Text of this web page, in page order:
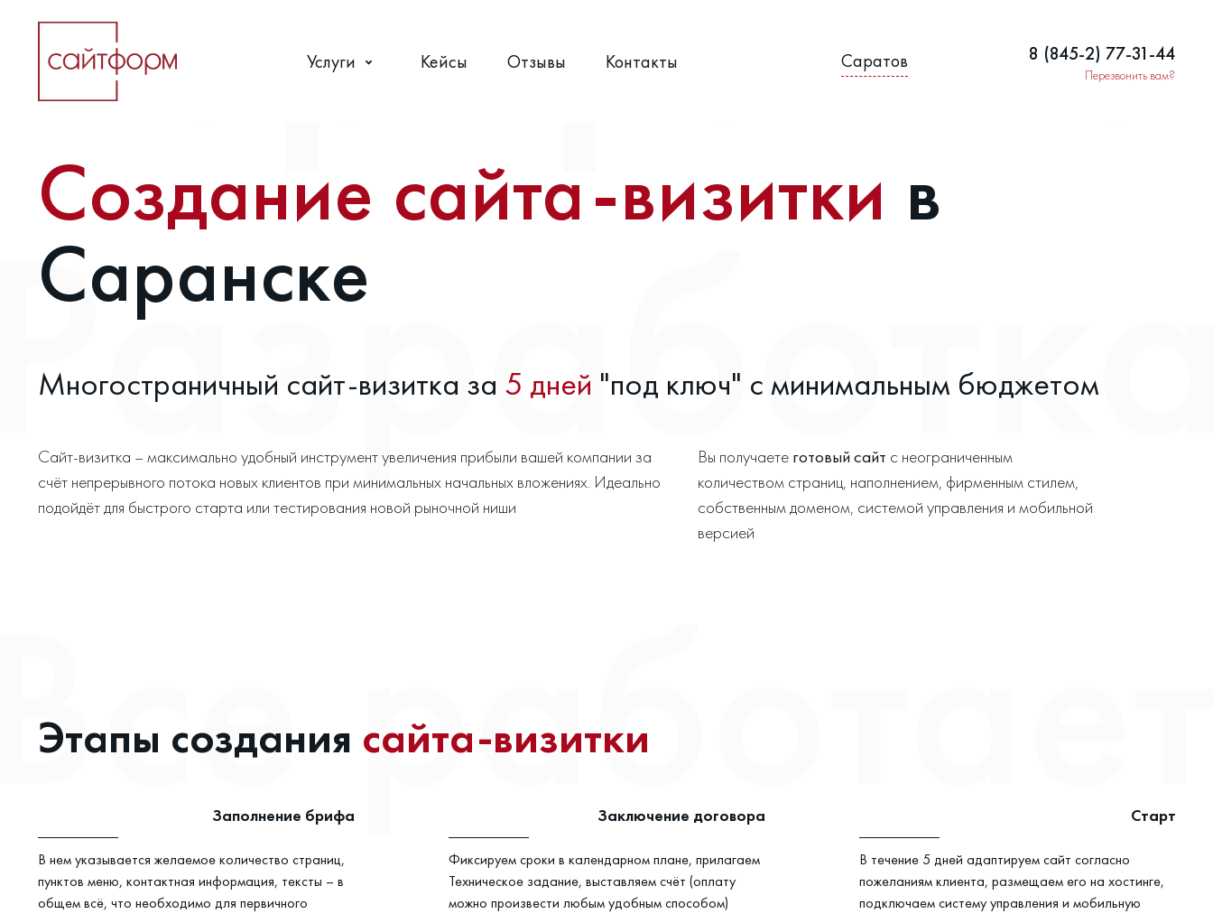
Услуги Кейсы Отзывы Контакты Саратов 8 (845-2) 77-31-44
Перезвонить вам?
Создание сайта-визитки в
Саранске
Многостраничный сайт-визитка за 5 дней "под ключ" с минимальным бюджетом
Сайт-визитка – максимально удобный инструмент увеличения прибыли вашей компании за
счёт непрерывного потока новых клиентов при минимальных начальных вложениях. Идеально
подойдёт для быстрого старта или тестирования новой рыночной ниши
Вы получаете готовый сайт с неограниченным
количеством страниц, наполнением, фирменным стилем,
собственным доменом, системой управления и мобильной
версией
Этапы создания сайта-визитки
Заполнение брифа
В нем указывается желаемое количество страниц,
пунктов меню, контактная информация, тексты – в
общем всё, что необходимо для первичного
Заключение договора
Фиксируем сроки в календарном плане, прилагаем
Техническое задание, выставляем счёт (оплату
можно произвести любым удобным способом)
Старт
В течение 5 дней адаптируем сайт согласно
пожеланиям клиента, размещаем его на хостинге,
подключаем систему управления и мобильную